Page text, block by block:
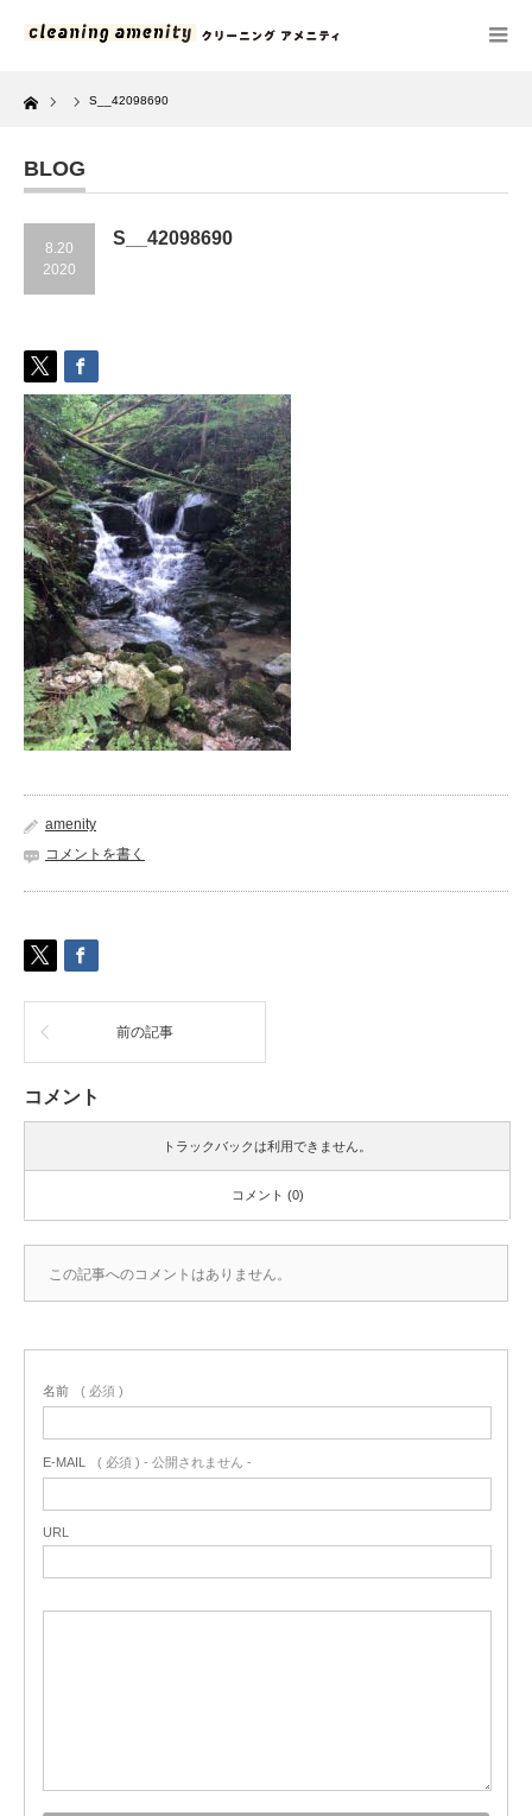
Home S__42098690
BLOG
8.20
2020
S__42098690
amenity
コメントを書く
前の記事
コメント
トラックバックは利用できません。
コメント (0)
この記事へのコメントはありません。
名前 ( 必須 )
E-MAIL ( 必須 ) - 公開されません -
URL